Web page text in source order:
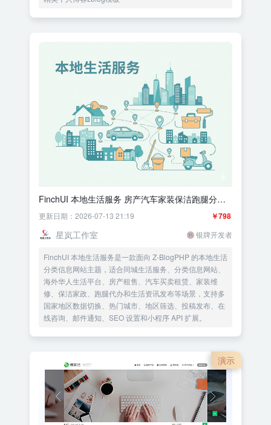
FinchUI 本地生活服务 房产汽车家装保洁跑腿分类
信息网站 多地区筛选 多语言关联
￥798
更新日期：2026-07-13 21:19
星岚工作室 银牌开发者
FinchUI 本地生活服务是一款面向 Z-BlogPHP 的本地生活
分类信息网站主题，适合同城生活服务、分类信息网站、
海外华人生活平台、房产租售、汽车买卖租赁、家装维
修、保洁家政、跑腿代办和生活资讯发布等场景，支持多
国家地区数据切换、热门城市、地区筛选、投稿发布、在
线咨询、邮件通知、SEO 设置和小程序 API 扩展。
演示